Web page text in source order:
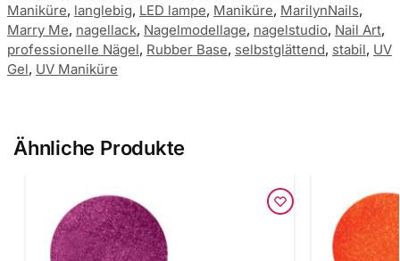
Maniküre, langlebig, LED lampe, Maniküre, MarilynNails,
Marry Me, nagellack, Nagelmodellage, nagelstudio, Nail Art,
professionelle Nägel, Rubber Base, selbstglättend, stabil, UV
Gel, UV Maniküre
Ähnliche Produkte